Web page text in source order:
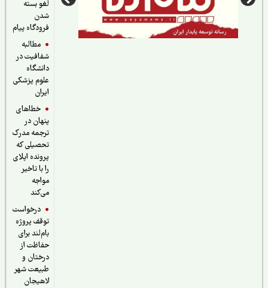
لغو بسته
فرودگاه پیام
مطالبه
شفافیت در
دانشگاه
علوم پزشکی
خطاهای
پنهان در
ترجمه مدرک
تحصیلی که
پرونده اپلای
را با تاخیر
درخواست
توقف پروژه
بام‌لند برای
حفاظت از
درختان و
طبیعت شهر
لاهیجان